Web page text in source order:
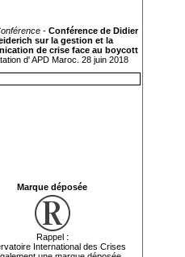
- Conférence de Didier
sur la gestion et la
de crise face au boycott
d' APD Maroc. 28 juin 2018
Marque déposée
Rappel :
International des Crises